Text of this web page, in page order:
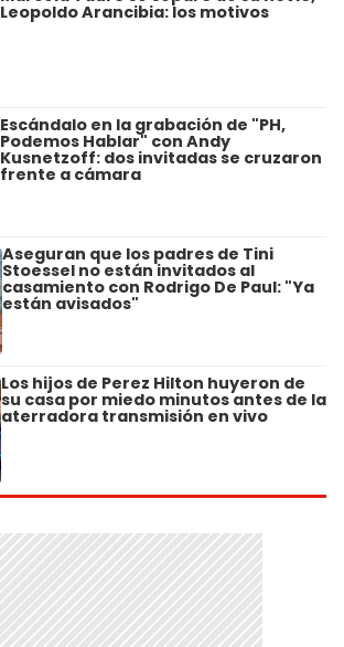
Leopoldo Arancibia: los motivos
Escándalo en la grabación de "PH,
Podemos Hablar" con Andy
Kusnetzoff: dos invitadas se cruzaron
frente a cámara
Aseguran que los padres de Tini
Stoessel no están invitados al
casamiento con Rodrigo De Paul: "Ya
están avisados"
Los hijos de Perez Hilton huyeron de
su casa por miedo minutos antes de la
aterradora transmisión en vivo